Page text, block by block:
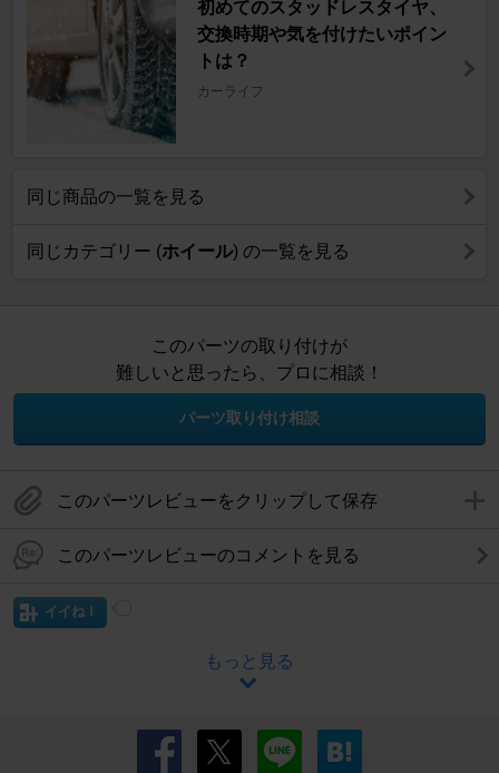
初めてのスタッドレスタイヤ、
交換時期や気を付けたいポイン
トは？
カーライフ
同じ商品の一覧を見る
同じカテゴリー (ホイール) の一覧を見る
このパーツの取り付けが
難しいと思ったら、プロに相談！
パーツ取り付け相談
このパーツレビューをクリップして保存
このパーツレビューのコメントを見る
イイね！
もっと見る